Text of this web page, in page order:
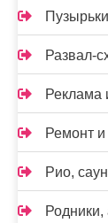
Развал-
Реклама
Ремонт
Рио,
Родники,